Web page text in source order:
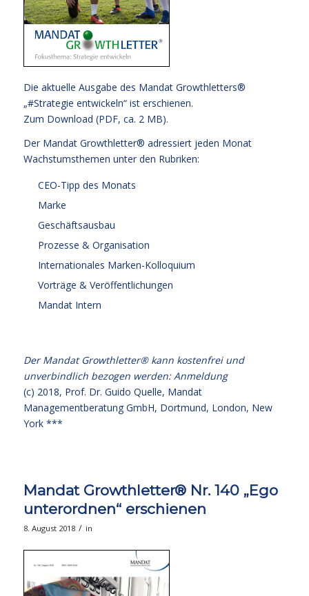
Die aktuelle Ausgabe des Mandat Growthletters®
„#Strategie entwickeln“ ist erschienen.
Zum Download (PDF, ca. 2 MB).
Der Mandat Growthletter® adressiert jeden Monat
Wachstumsthemen unter den Rubriken:
CEO-Tipp des Monats
Marke
Geschäftsausbau
Prozesse & Organisation
Internationales Marken-Kolloquium
Vorträge & Veröffentlichungen
Mandat Intern
Der Mandat Growthletter® kann kostenfrei und
unverbindlich bezogen werden:Anmeldung
(c) 2018, Prof. Dr. Guido Quelle, Mandat
Managementberatung GmbH, Dortmund, London, New
York ***
Mandat Growthletter® Nr. 140 „Ego
unterordnen“ erschienen
8. August 2018 / in